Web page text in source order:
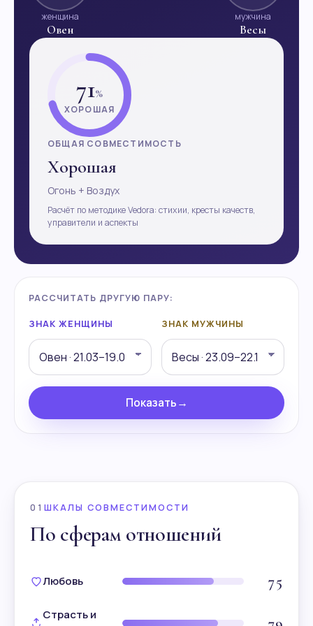
женщина
Овен
мужчина
Весы
71%
ХОРОШАЯ
ОБЩАЯ СОВМЕСТИМОСТЬ
Хорошая
Огонь + Воздух
Расчёт по методике Vedora: стихии, кресты качеств,
управители и аспекты
РАССЧИТАТЬ ДРУГУЮ ПАРУ:
ЗНАК ЖЕНЩИНЫ ЗНАК МУЖЧИНЫ
Показать→
01 ШКАЛЫ СОВМЕСТИМОСТИ
По сферам отношений
Любовь 75
Страсть и